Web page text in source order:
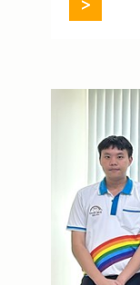
大家平
胜这场危机